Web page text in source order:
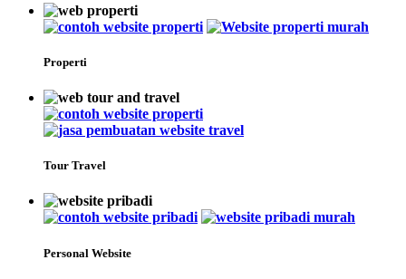
Properti
Tour Travel
Personal Website